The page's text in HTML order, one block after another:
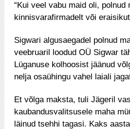
“Kui veel vabu maid oli,
kinnisvarafirmadelt või
Sigwari algusaegadel polnud
veebruaril loodud OÜ Sigwar
Lüganuse kolhoosist jäänud
nelja osaühingu vahel laiali
Et võlga maksta, tuli Jägeril
kaubandusvalitsusele maha
läinud tsehhi tagasi. Kaks